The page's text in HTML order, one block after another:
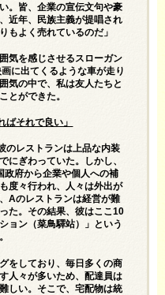
。皆、企業の宣伝文句や豪
近年、民族主義が提唱され
もよく売れているのだ」
気を感じさせるスローガン
に出てくるような車が走り
気の中で、私は友人たちと
とができた。
ばそれで良い」
のレストランは上品な内装
にぎわっていた。しかし、
政府から企業や個人への補
度々行われ、人々は外出が
Aのレストランは経営が難
た。その結果、彼はここ10
ョン（菜鳥驛站）」という
をしており、毎日多くの商
人々が多いため、配達員は
しい。そこで、宅配物は統